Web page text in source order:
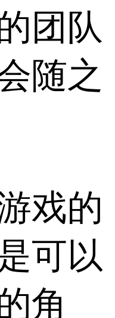
团队
随之
戏的
可以
角